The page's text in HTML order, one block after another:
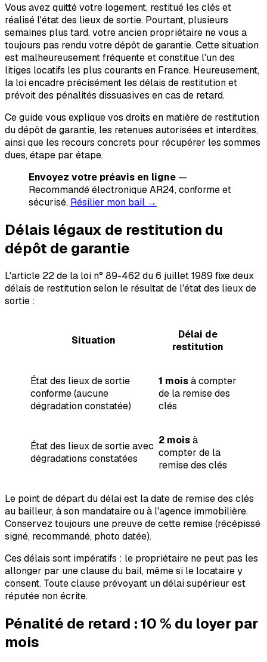
Vous avez quitté votre logement, restitué les clés et
réalisé l'état des lieux de sortie. Pourtant, plusieurs
semaines plus tard, votre ancien propriétaire ne vous a
toujours pas rendu votre dépôt de garantie. Cette situation
est malheureusement fréquente et constitue l'un des
litiges locatifs les plus courants en France. Heureusement,
la loi encadre précisément les délais de restitution et
prévoit des pénalités dissuasives en cas de retard.
Ce guide vous explique vos droits en matière de restitution
du dépôt de garantie, les retenues autorisées et interdites,
ainsi que les recours concrets pour récupérer les sommes
dues, étape par étape.
Envoyez votre préavis en ligne —
Recommandé électronique AR24, conforme et
sécurisé. Résilier mon bail →
Délais légaux de restitution du
dépôt de garantie
L'article 22 de la loi n° 89-462 du 6 juillet 1989 fixe deux
délais de restitution selon le résultat de l'état des lieux de
sortie :
Situation
Délai de
restitution
État des lieux de sortie
conforme (aucune
dégradation constatée)
1 moisà compter
de la remise des
clés
État des lieux de sortie avec
dégradations constatées
2 moisà
compter de la
remise des clés
Le point de départ du délai est la date de remise des clés
au bailleur, à son mandataire ou à l'agence immobilière.
Conservez toujours une preuve de cette remise (récépissé
signé, recommandé, photo datée).
Ces délais sont impératifs : le propriétaire ne peut pas les
allonger par une clause du bail, même si le locataire y
consent. Toute clause prévoyant un délai supérieur est
réputée non écrite.
Pénalité de retard : 10 % du loyer par
mois